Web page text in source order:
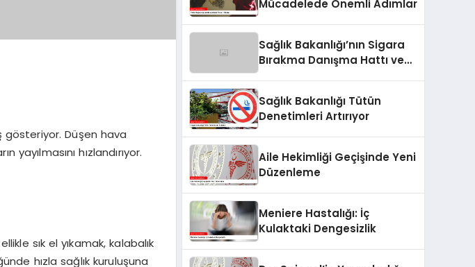
gösteriyor. Düşen hava
yayılmasını hızlandırıyor.
sık el yıkamak, kalabalık
hızla sağlık kuruluşuna
Mücadelede Önemli Adımlar
Sağlık Bakanlığı’nın Sigara
Bırakma Danışma Hattı ve
Sağlık Bakanlığı Tütün
Denetimleri Artırıyor
Aile Hekimliği Geçişinde Yeni
Düzenleme
Meniere Hastalığı: İç
Kulaktaki Dengesizlik